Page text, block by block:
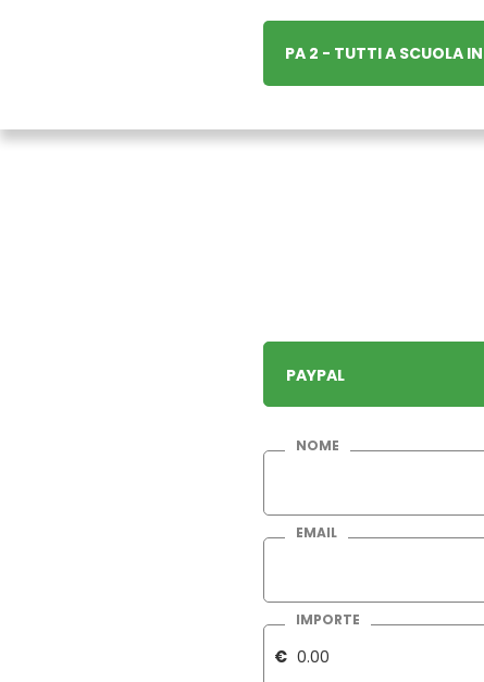
PA 2 - TUTTI A SCUOLA
PAYPAL
NOME
EMAIL
IMPORTE
€